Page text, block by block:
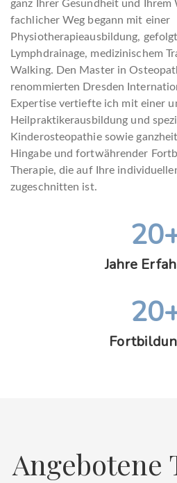
ganz Ihrer Gesundheit und
fachlicher Weg begann mit einer
Physiotherapieausbildung,
Lymphdrainage, medizinischem
Walking. Den Master in
renommierten Dresden
Expertise vertiefte ich mit einer
Heilpraktikerausbildung und
Kinderosteopathie sowie
Hingabe und fortwährender
Therapie, die auf Ihre
zugeschnitten ist.
Jahre
Angebotene